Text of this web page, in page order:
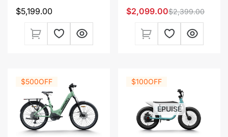
Prix
habituel
$5,199.00
Prix
$2,099.00
Prix
habituel
$2,399.00
$500OFF $100OFF
ÉPUISÉ